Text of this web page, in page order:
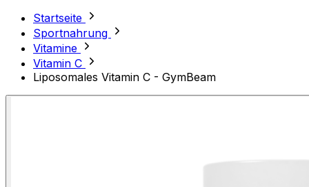
Startseite
Sportnahrung
Vitamine
Vitamin C
Liposomales Vitamin C - GymBeam